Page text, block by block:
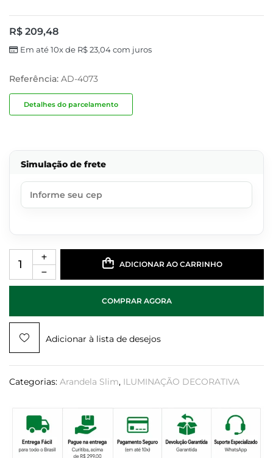
R$ 209,48
Em até 10x de R$23,04com juros
Referência: AD-4073
Detalhes do parcelamento
Simulação de frete
ADICIONAR AO CARRINHO
COMPRAR AGORA
Adicionar à lista de desejos
Categorias: Arandela Slim, ILUMINAÇÃO DECORATIVA